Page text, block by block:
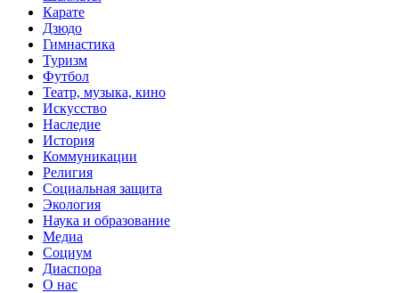
Карате
Дзюдо
Гимнастика
Туризм
Футбол
Театр, музыка, кино
Искусство
Наследие
История
Коммуникации
Религия
Социальная защита
Экология
Наука и образование
Медиа
Социум
Диаспора
О нас